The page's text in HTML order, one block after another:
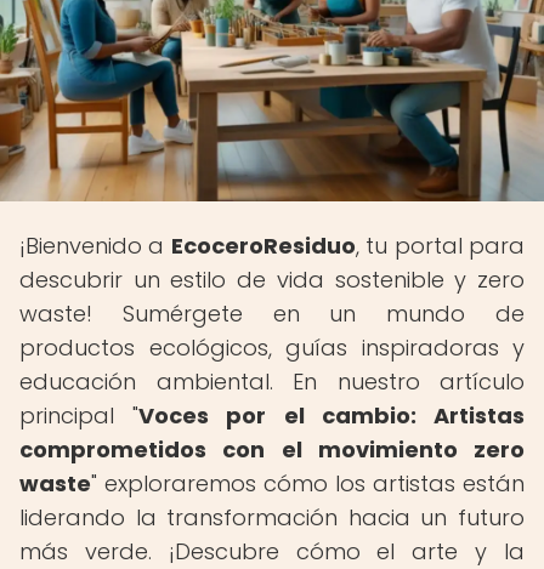
¡Bienvenido a EcoceroResiduo, tu portal para
descubrir un estilo de vida sostenible y zero
waste! Sumérgete en un mundo de
productos ecológicos, guías inspiradoras y
educación ambiental. En nuestro artículo
principal "Voces por el cambio: Artistas
comprometidos con el movimiento zero
waste" exploraremos cómo los artistas están
liderando la transformación hacia un futuro
más verde. ¡Descubre cómo el arte y la